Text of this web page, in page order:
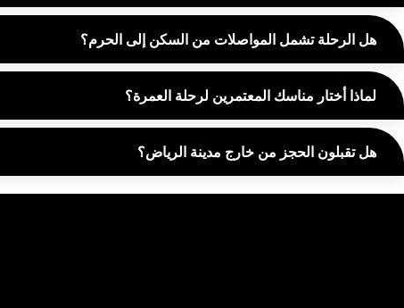
هل الرحلة تشمل المواصلات من السكن إلى الحرم؟
لماذا أختار مناسك المعتمرين لرحلة العمرة؟
هل تقبلون الحجز من خارج مدينة الرياض؟